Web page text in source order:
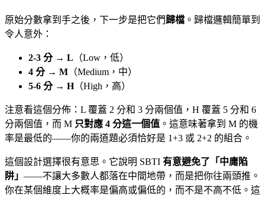
原始分數拿到手之後，下一步是把它們歸檔 。歸檔邏輯簡單到
令人意外：
2-3 分 → L （Low，低）
4 分 → M （Medium，中）
5-6 分 → H（High，高）
注意看這個分佈：L 覆蓋 2 分和 3 分兩個值，H 覆蓋 5 分和 6
分兩個值，而 M 只對應 4 分這一個值 。這意味著拿到 M 的機
率是最低的——你的兩道題必須恰好是 1+3 或 2+2 的組合。
這個設計選擇很有意思。它說明 SBTI 有意避免了「中庸陷
阱」 ——不讓大多數人都落在中間地帶，而是把你往兩頭推。
你在某個維度上大概率是偏高或偏低的，而不是不高不低。這